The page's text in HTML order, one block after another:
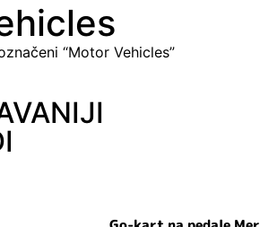
“Motor Vehicles”